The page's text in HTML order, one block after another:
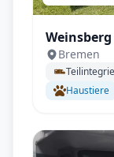
Weinsberg
Ausstattung: Automatik,
Markise,
TV, AHK
Bremen
Haustiere